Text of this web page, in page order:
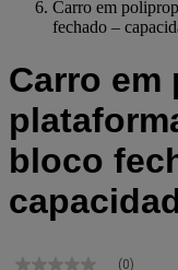
Carro em
fechado –
Carro em
bloco
(0)